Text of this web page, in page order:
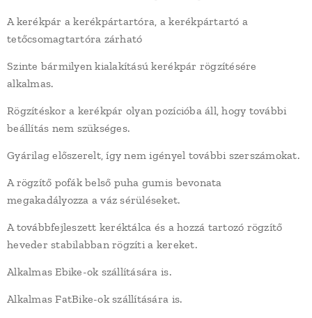
A kerékpár a kerékpártartóra, a kerékpártartó a
tetőcsomagtartóra zárható
Szinte bármilyen kialakítású kerékpár rögzítésére
alkalmas.
Rögzítéskor a kerékpár olyan pozícióba áll, hogy további
beállítás nem szükséges.
Gyárilag előszerelt, így nem igényel további szerszámokat.
A rögzítő pofák belső puha gumis bevonata
megakadályozza a váz sérüléseket.
A továbbfejleszett keréktálca és a hozzá tartozó rögzítő
heveder stabilabban rögzíti a kereket.
Alkalmas Ebike-ok szállítására is.
Alkalmas FatBike-ok szállítására is.